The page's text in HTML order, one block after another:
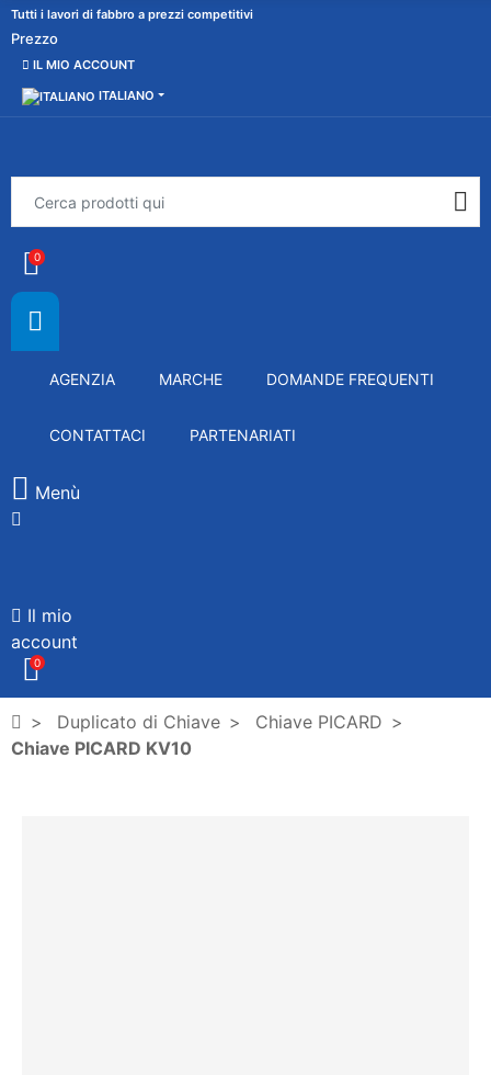
Tutti i lavori di fabbro a prezzi competitivi
Prezzo
IL MIO ACCOUNT
ITALIANO
0
AGENZIA MARCHE DOMANDE FREQUENTI
CONTATTACI PARTENARIATI
Menù
Il mio
account
0
Duplicato di Chiave
Chiave PICARD
Chiave PICARD KV10